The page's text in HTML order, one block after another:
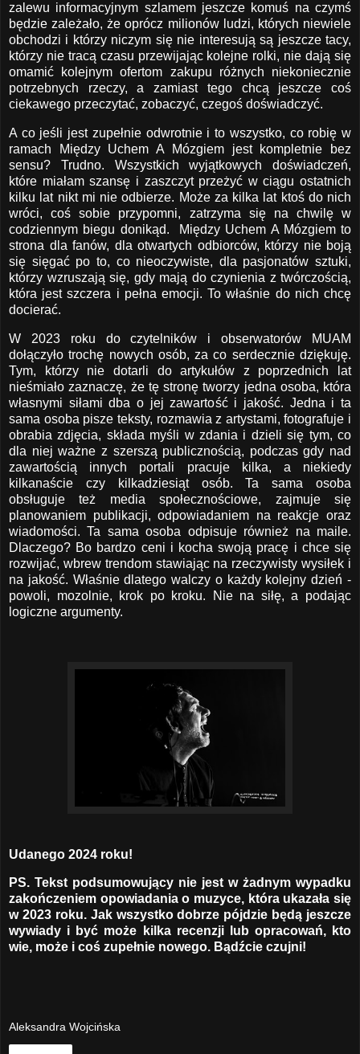
zalewu informacyjnym szlamem jeszcze komuś na czymś
będzie zależało, że oprócz milionów ludzi, których niewiele
obchodzi i którzy niczym się nie interesują są jeszcze tacy,
którzy nie tracą czasu przewijając kolejne rolki, nie dają się
omamić kolejnym ofertom zakupu różnych niekoniecznie
potrzebnych rzeczy, a zamiast tego chcą jeszcze coś
ciekawego przeczytać, zobaczyć, czegoś doświadczyć.
A co jeśli jest zupełnie odwrotnie i to wszystko, co robię w
ramach Między Uchem A Mózgiem jest kompletnie bez
sensu? Trudno. Wszystkich wyjątkowych doświadczeń,
które miałam szansę i zaszczyt przeżyć w ciągu ostatnich
kilku lat nikt mi nie odbierze. Może za kilka lat ktoś do nich
wróci, coś sobie przypomni, zatrzyma się na chwilę w
codziennym biegu donikąd. Między Uchem A Mózgiem to
strona dla fanów, dla otwartych odbiorców, którzy nie boją
się sięgać po to, co nieoczywiste, dla pasjonatów sztuki,
którzy wzruszają się, gdy mają do czynienia z twórczością,
która jest szczera i pełna emocji. To właśnie do nich chcę
docierać.
W 2023 roku do czytelników i obserwatorów MUAM
dołączyło trochę nowych osób, za co serdecznie dziękuję.
Tym, którzy nie dotarli do artykułów z poprzednich lat
nieśmiało zaznaczę, że tę stronę tworzy jedna osoba, która
własnymi siłami dba o jej zawartość i jakość. Jedna i ta
sama osoba pisze teksty, rozmawia z artystami, fotografuje i
obrabia zdjęcia, składa myśli w zdania i dzieli się tym, co
dla niej ważne z szerszą publicznością, podczas gdy nad
zawartością innych portali pracuje kilka, a niekiedy
kilkanaście czy kilkadziesiąt osób. Ta sama osoba
obsługuje też media społecznościowe, zajmuje się
planowaniem publikacji, odpowiadaniem na reakcje oraz
wiadomości. Ta sama osoba odpisuje również na maile.
Dlaczego? Bo bardzo ceni i kocha swoją pracę i chce się
rozwijać, wbrew trendom stawiając na rzeczywisty wysiłek i
na jakość. Właśnie dlatego walczy o każdy kolejny dzień -
powoli, mozolnie, krok po kroku. Nie na siłę, a podając
logiczne argumenty.
Udanego 2024 roku!
PS. Tekst podsumowujący nie jest w żadnym wypadku
zakończeniem opowiadania o muzyce, która ukazała się
w 2023 roku. Jak wszystko dobrze pójdzie będą jeszcze
wywiady i być może kilka recenzji lub opracowań, kto
wie, może i coś zupełnie nowego. Bądźcie czujni!
Aleksandra Wojcińska